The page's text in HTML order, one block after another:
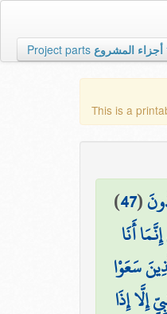
Project parts أجزاء المشروع
This is a
(
47
)
أَنَا
سَعَوْا
إِذَا